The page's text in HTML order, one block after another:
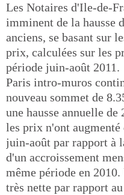
Les Notaires d'Ile-de-
imminent de la hausse
anciens, se basant sur
prix, calculées sur les
période juin-août 2011.
Paris intro-muros
nouveau sommet de
une hausse annuelle
les prix n'ont
juin-août par rapport à
d'un accroissement
même période en
très nette par rapport